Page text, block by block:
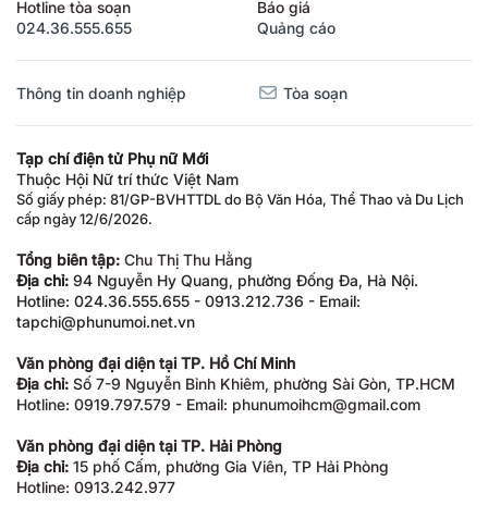
Hotline tòa soạn
024.36.555.655
Báo giá
Quảng cáo
Thông tin doanh nghiệp Tòa soạn
Tạp chí điện tử Phụ nữ Mới
Thuộc Hội Nữ trí thức Việt Nam
Số giấy phép: 81/GP-BVHTTDL do Bộ Văn Hóa, Thể Thao và Du Lịch
cấp ngày 12/6/2026.
Tổng biên tập: Chu Thị Thu Hằng
Địa chỉ: 94 Nguyễn Hy Quang, phường Đống Đa, Hà Nội.
Hotline: 024.36.555.655 - 0913.212.736 - Email:
tapchi@phunumoi.net.vn
Văn phòng đại diện tại TP. Hồ Chí Minh
Địa chỉ: Số 7-9 Nguyễn Bỉnh Khiêm, phường Sài Gòn, TP.HCM
Hotline: 0919.797.579 - Email: phunumoihcm@gmail.com
Văn phòng đại diện tại TP. Hải Phòng
Địa chỉ: 15 phố Cấm, phường Gia Viên, TP Hải Phòng
Hotline: 0913.242.977